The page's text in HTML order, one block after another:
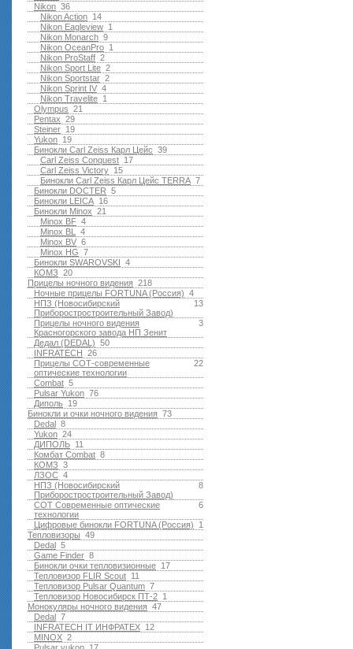
36
Nikon
14
Nikon Action
1
Nikon Eagleview
9
Nikon Monarch
1
Nikon OceanPro
2
Nikon ProStaff
2
Nikon Sport Lite
2
Nikon Sportstar
4
Nikon Sprint IV
1
Nikon Travelite
21
Olympus
29
Pentax
19
Steiner
19
Yukon
39
Бинокли Carl Zeiss Карл Цейс
17
Carl Zeiss Conquest
15
Carl Zeiss Victory
7
Бинокли Carl Zeiss Карл Цейс TERRA
5
Бинокли DOCTER
16
Бинокли LEICA
21
Бинокли Minox
4
Minox BF
4
Minox BL
6
Minox BV
7
Minox HG
4
Бинокли SWAROVSKI
20
КОМЗ
218
Прицелы ночного видения
4
Ночные прицелы FORTUNA (Россия)
13
НПЗ (Новосибирский
Приборостростроительный Завод)
3
Прицелы ночного видения
Красногорского завода НП Зенит
50
Дедал (DEDAL)
26
INFRATECH
22
Прицелы СОТ-современные
оптические технологии
5
Combat
76
Pulsar Yukon
19
Диполь
73
Бинокли и очки ночного видения
8
Dedal
24
Yukon
11
ДИПОЛЬ
8
Комбат Combat
3
КОМЗ
4
ЛЗОС
8
НПЗ (Новосибирский
Приборостростроительный Завод)
6
СОТ Современные оптические
технологии
1
Цифровые бинокли FORTUNA (Россия)
49
Тепловизоры
5
Dedal
8
Game Finder
17
Бинокли очки тепловизионные
11
Тепловизор FLIR Scout
7
Тепловизор Pulsar Quantum
1
Тепловизор Новосибирск ПТ-2
47
Монокуляры ночного видения
7
Dedal
12
INFRATECH IT ИНФРАТЕХ
2
MINOX